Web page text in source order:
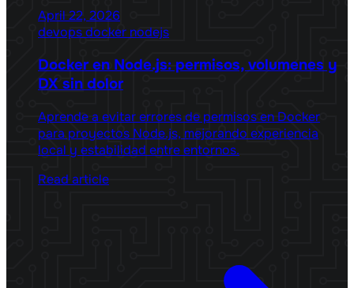
April 22, 2026
devopsdocker nodejs
Docker en Node.js: permisos, volumenes y
DX sin dolor
Aprende a evitar errores de permisos en Docker
para proyectos Node.js, mejorando experiencia
local y estabilidad entre entornos.
Read article